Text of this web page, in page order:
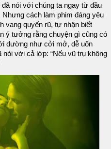
nói với chúng ta ngay từ đầu
Nhưng cách làm phim đáng yêu
vang quyến rũ, tự nhận biết
ý tưởng rằng chuyện gì cũng có
dường như cởi mở, dễ uốn
với cả lớp: “Nếu vũ trụ không